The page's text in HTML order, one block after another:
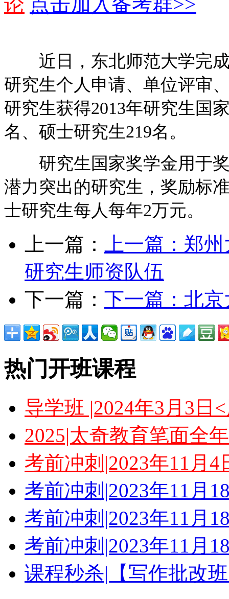
论 点击加入备考群>>
近日，东北师范大学完成
研究生个人申请、单位评审
研究生获得2013年研究生国
名、硕士研究生219名。
研究生国家奖学金用于奖
潜力突出的研究生，奖励标
士研究生每人每年2万元。
上一篇： 上一篇： 郑州
研究生师资队伍
下一篇： 下一篇： 北京
热门开班课程
导学班 |2024年3月3日
2025|太奇教育笔面全
考前冲刺|2023年11月
考前冲刺|2023年11月
考前冲刺|2023年11月
考前冲刺|2023年11月
课程秒杀|【写作批改